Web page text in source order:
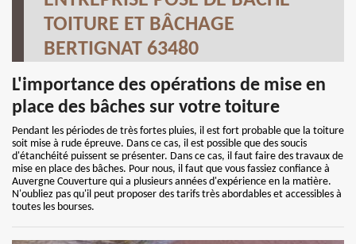
TOITURE ET BÂCHAGE
BERTIGNAT 63480
L'importance des opérations de mise en
place des bâches sur votre toiture
Pendant les périodes de très fortes pluies, il est fort probable que la toiture
soit mise à rude épreuve. Dans ce cas, il est possible que des soucis
d'étanchéité puissent se présenter. Dans ce cas, il faut faire des travaux de
mise en place des bâches. Pour nous, il faut que vous fassiez confiance à
Auvergne Couverture qui a plusieurs années d'expérience en la matière.
N'oubliez pas qu'il peut proposer des tarifs très abordables et accessibles à
toutes les bourses.